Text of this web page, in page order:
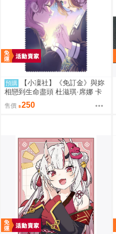
預購
【小凜社】《免訂金》與妳
相戀到生命盡頭 杜滋琪·席娜 卡
嘉莉·美美 黎吉·星蘭 莫德·亞里
クリーナークロス 清潔布
售價 250